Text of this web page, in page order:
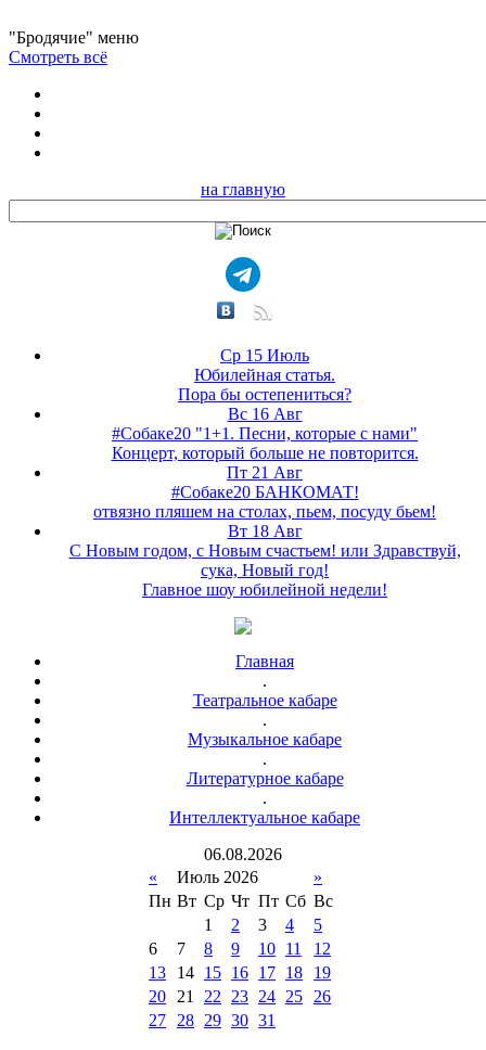
"Бродячие" меню
Смотреть всё
на главную
Ср 15 Июль
Юбилейная статья.
Пора бы остепениться?
Вс 16 Авг
#Собаке20 "1+1. Песни, которые с нами"
Концерт, который больше не повторится.
Пт 21 Авг
#Собаке20 БАНКОМАТ!
отвязно пляшем на столах, пьем, посуду бьем!
Вт 18 Авг
С Новым годом, с Новым счастьем! или Здравствуй,
сука, Новый год!
Главное шоу юбилейной недели!
Главная
.
Театральное кабаре
.
Музыкальное кабаре
.
Литературное кабаре
.
Интеллектуальное кабаре
06.08.2026
«
Июль 2026
»
Пн Вт Ср Чт Пт Сб Вс
1
2 3 4
5
6
7 8 9 10 11
12
13
14 15 16 17 18
19
20
21 22 23 24 25
26
27
28 29 30 31